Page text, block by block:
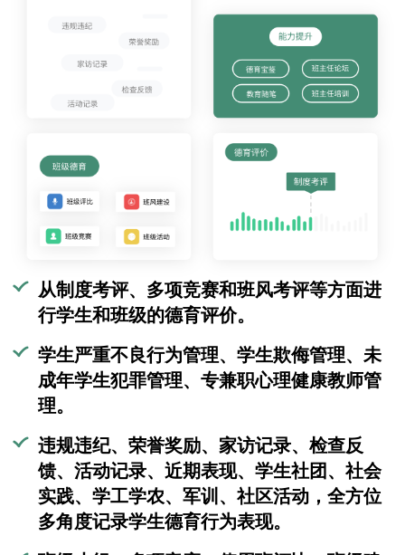
从制度考评、多项竞赛和班风考评等方面进
行学生和班级的德育评价。
学生严重不良行为管理、学生欺侮管理、未
成年学生犯罪管理、专兼职心理健康教师管
理。
违规违纪、荣誉奖励、家访记录、检查反
馈、活动记录、近期表现、学生社团、社会
实践、学工学农、军训、社区活动，全方位
多角度记录学生德育行为表现。